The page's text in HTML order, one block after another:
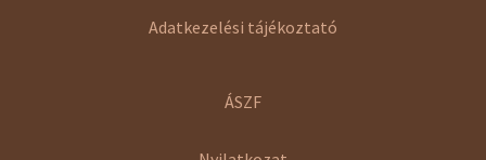
Adatkezelési tájékoztató
ÁSZF